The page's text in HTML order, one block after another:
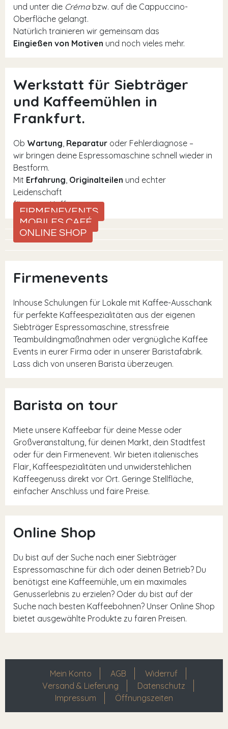
und unter die Crémabzw. auf die Cappuccino-
Oberfläche gelangt.
Natürlich trainieren wir gemeinsam das
Eingießen von Motiven und noch vieles mehr.
Werkstatt für Siebträger
und Kaffeemühlen in
Frankfurt.
Ob Wartung, Reparatur oder Fehlerdiagnose –
wir bringen deine Espressomaschine schnell wieder in
Bestform.
Mit Erfahrung, Originalteilen und echter
Leidenschaft
für guten Kaffee.
FIRMENEVENTS
MOBILES CAFÉ
ONLINE SHOP
Firmenevents
Inhouse Schulungen für Lokale mit Kaffee-Ausschank
für perfekte Kaffeespezialitäten aus der eigenen
Siebträger Espressomaschine, stressfreie
Teambuildingmaßnahmen oder vergnügliche Kaffee
Events in eurer Firma oder in unserer Baristafabrik.
Lass dich von unseren Barista überzeugen.
Barista on tour
Miete unsere Kaffeebar für deine Messe oder
Großveranstaltung, für deinen Markt, dein Stadtfest
oder für dein Firmenevent. Wir bieten italienisches
Flair, Kaffeespezialitäten und unwiderstehlichen
Kaffeegenuss direkt vor Ort. Geringe Stellfläche,
einfacher Anschluss und faire Preise.
Online Shop
Du bist auf der Suche nach einer Siebträger
Espressomaschine für dich oder deinen Betrieb? Du
benötigst eine Kaffeemühle, um ein maximales
Genusserlebnis zu erzielen? Oder du bist auf der
Suche nach besten Kaffeebohnen? Unser Online Shop
bietet ausgewählte Produkte zu fairen Preisen.
Mein Konto AGB
Widerruf
Versand & Lieferung
Datenschutz
Impressum
Öffnungszeiten